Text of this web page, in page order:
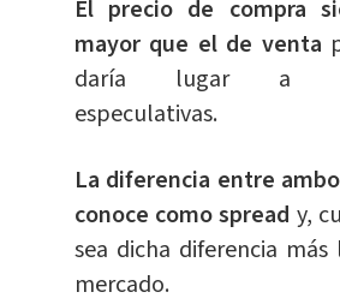
El precio de compra
mayor que el de venta
daría lugar a
especulativas.
La diferencia entre
conoce como spread y,
sea dicha diferencia
mercado.